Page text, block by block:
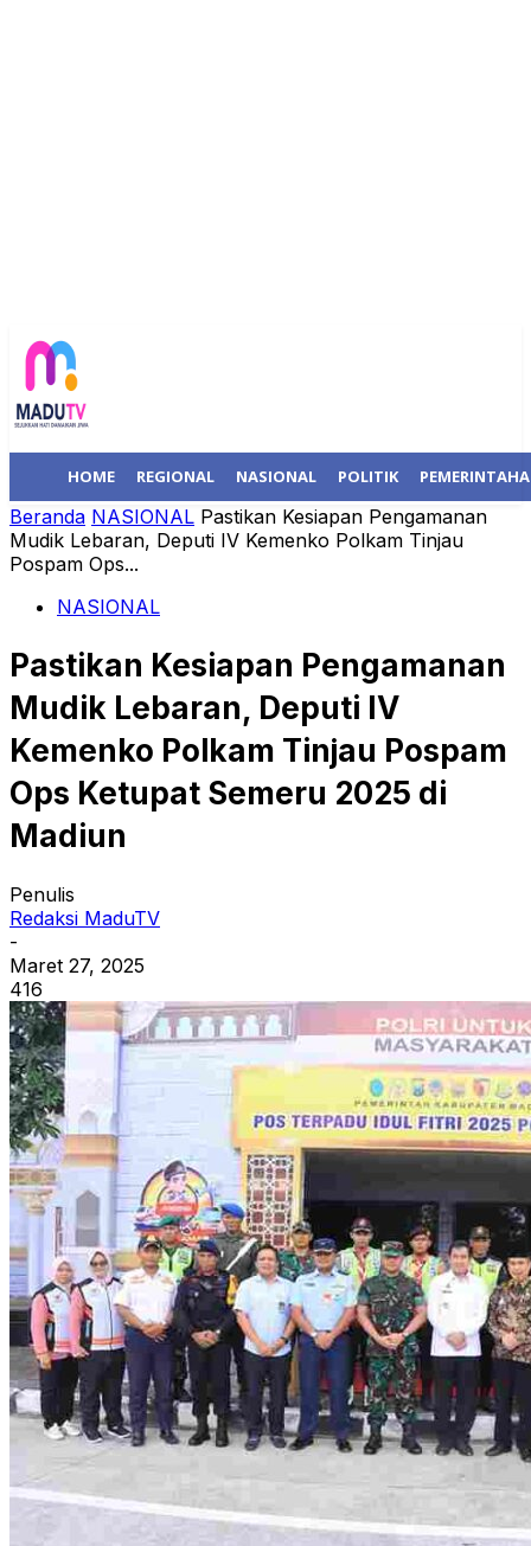
HOME REGIONAL NASIONAL POLITIK
Beranda NASIONAL Pastikan Kesiapan Pengamanan
Mudik Lebaran, Deputi IV Kemenko Polkam Tinjau
Pospam Ops...
NASIONAL
Pastikan Kesiapan Pengamanan
Mudik Lebaran, Deputi IV
Kemenko Polkam Tinjau Pospam
Ops Ketupat Semeru 2025 di
Madiun
Penulis
Redaksi MaduTV
-
Maret 27, 2025
416